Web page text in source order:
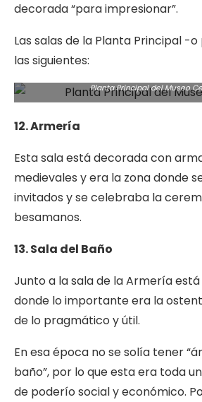
decorada “para impresionar”.
Las salas de la Planta Principal -
las siguientes:
Planta Principal del Museo
12. Armería
Esta sala está decorada con
medievales y era la zona donde
invitados y se celebraba la
besamanos.
13. Sala del Baño
Junto a la sala de la Armería está
donde lo importante era la
de lo pragmático y útil.
En esa época no se solía tener
baño”, por lo que esta era toda
de poderío social y económico.